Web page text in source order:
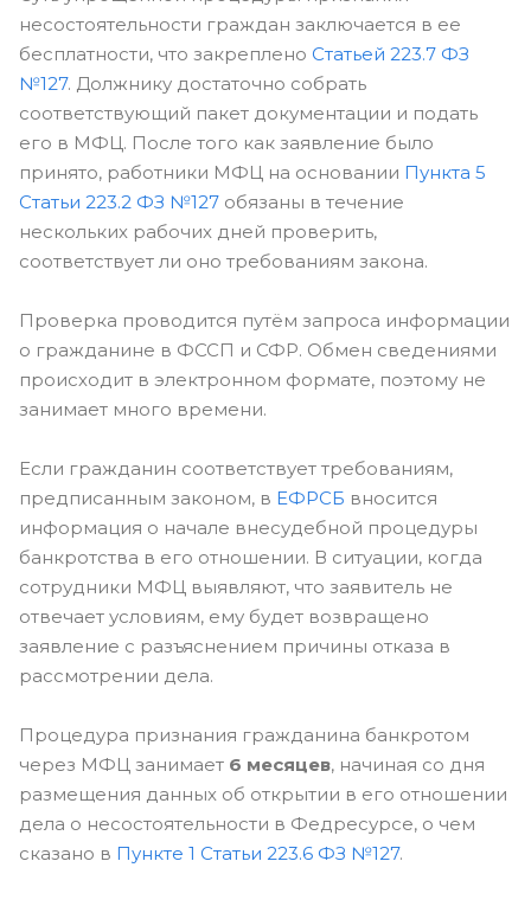
несостоятельности граждан заключается в ее
бесплатности, что закреплено Статьей 223.7 ФЗ
№127. Должнику достаточно собрать
соответствующий пакет документации и подать
его в МФЦ. После того как заявление было
принято, работники МФЦ на основании Пункта 5
Статьи 223.2 ФЗ №127 обязаны в течение
нескольких рабочих дней проверить,
соответствует ли оно требованиям закона.
Проверка проводится путём запроса информации
о гражданине в ФССП и СФР. Обмен сведениями
происходит в электронном формате, поэтому не
занимает много времени.
Если гражданин соответствует требованиям,
предписанным законом, в ЕФРСБ вносится
информация о начале внесудебной процедуры
банкротства в его отношении. В ситуации, когда
сотрудники МФЦ выявляют, что заявитель не
отвечает условиям, ему будет возвращено
заявление с разъяснением причины отказа в
рассмотрении дела.
Процедура признания гражданина банкротом
через МФЦ занимает 6 месяцев, начиная со дня
размещения данных об открытии в его отношении
дела о несостоятельности в Федресурсе, о чем
сказано в Пункте 1 Статьи 223.6 ФЗ №127.